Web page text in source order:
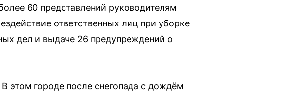
60 представлений руководителям
ответственных лиц при уборке
дел и выдаче 26 предупреждений о
этом городе после снегопада с дождём